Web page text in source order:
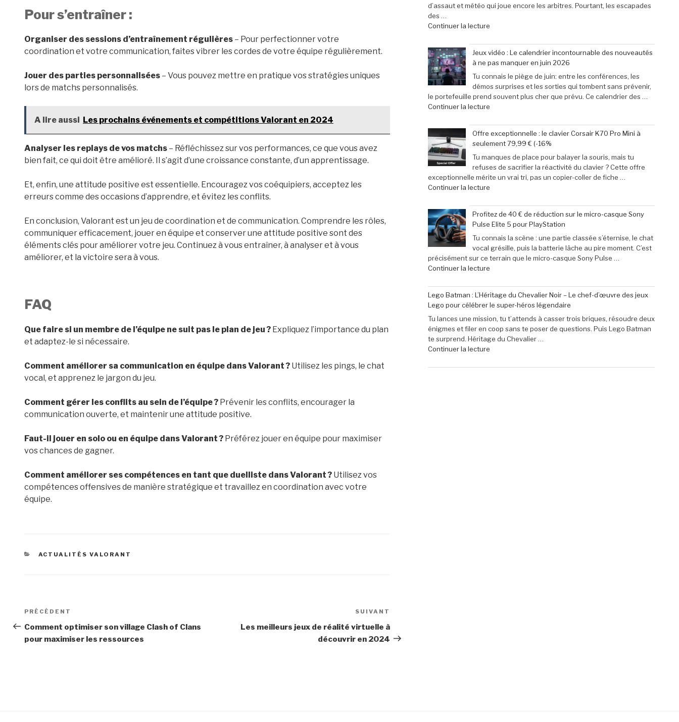
Pour s’entraîner :
Organiser des sessions d’entraînement régulières – Pour perfectionner votre
coordination et votre communication, faites vibrer les cordes de votre équipe régulièrement.
Jouer des parties personnalisées – Vous pouvez mettre en pratique vos stratégies uniques
lors de matchs personnalisés.
A lire aussi Les prochains événements et compétitions Valorant en 2024
Analyser les replays de vos matchs – Réfléchissez sur vos performances, ce que vous avez
bien fait, ce qui doit être amélioré. Il s’agit d’une croissance constante, d’un apprentissage.
Et, enfin, une attitude positive est essentielle. Encouragez vos coéquipiers, acceptez les
erreurs comme des occasions d’apprendre, et évitez les conflits.
En conclusion, Valorant est un jeu de coordination et de communication. Comprendre les rôles,
communiquer efficacement, jouer en équipe et conserver une attitude positive sont des
éléments clés pour améliorer votre jeu. Continuez à vous entraîner, à analyser et à vous
améliorer, et la victoire sera à vous.
FAQ
Que faire si un membre de l’équipe ne suit pas le plan de jeu ? Expliquez l’importance du plan
et adaptez-le si nécessaire.
Comment améliorer sa communication en équipe dans Valorant ? Utilisez les pings, le chat
vocal, et apprenez le jargon du jeu.
Comment gérer les conflits au sein de l’équipe ? Prévenir les conflits, encourager la
communication ouverte, et maintenir une attitude positive.
Faut-il jouer en solo ou en équipe dans Valorant ? Préférez jouer en équipe pour maximiser
vos chances de gagner.
Comment améliorer ses compétences en tant que duelliste dans Valorant ? Utilisez vos
compétences offensives de manière stratégique et travaillez en coordination avec votre
équipe.
CATÉGORIES
ACTUALITÉS VALORANT
Navigation
de
l’article
Article
précédent
PRÉCÉDENT
Comment optimiser son village Clash of Clans
pour maximiser les ressources
suivant
SUIVANT
Les meilleurs jeux de réalité virtuelle à
découvrir en 2024
le
vous
des
passionnés
de
jeux
vidéo
en
Afrique »
d’assaut et météo qui joue encore les arbitres. Pourtant, les escapades
des …
Continuer la lecturede
31
mai
2026
:
29
escapades
incontournables
pimenter
votre
week-
end »
Jeux vidéo : Le calendrier incontournable des nouveautés
à ne pas manquer en juin 2026
Tu connais le piège de juin: entre les conférences, les
démos surprises et les sorties qui tombent sans prévenir,
le portefeuille prend souvent plus cher que prévu. Ce calendrier des …
Continuer la lecturede
vidéo
:
Le
calendrier
incontournable
des
nouveautés
ne
pas
manquer
en
juin
2026 »
Offre exceptionnelle : le clavier Corsair K70 Pro Mini à
seulement 79,99 € (-16%
Tu manques de place pour balayer la souris, mais tu
refuses de sacrifier la réactivité du clavier ? Cette offre
exceptionnelle mérite un vrai tri, pas un copier-coller de fiche …
Continuer la lecturede
exceptionnelle
:
le
clavier
Corsair
K70
Pro
à
seulement
79,99
€
(-16% »
Profitez de 40 € de réduction sur le micro-casque Sony
Pulse Elite 5 pour PlayStation
Tu connais la scène : une partie classée s’éternise, le chat
vocal grésille, puis la batterie lâche au pire moment. C’est
précisément sur ce terrain que le micro-casque Sony Pulse …
Continuer la lecturede
de
40
€
de
réduction
sur
le
casque
Lego Batman : L’Héritage du Chevalier Noir – Le chef-d’œuvre des jeux
Lego pour célébrer le super-héros légendaire
Tu lances une mission, tu t’attends à casser trois briques, résoudre deux
énigmes et filer en coop sans te poser de questions. Puis Lego Batman
te surprend. Héritage du Chevalier …
Continuer la lecturede
Batman